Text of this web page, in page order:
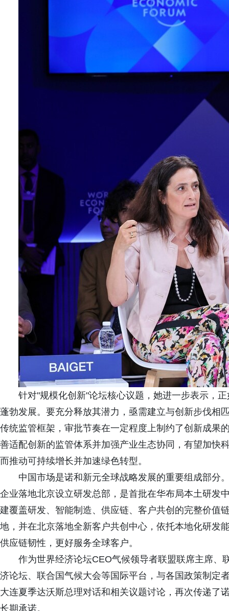
针对"规模化创新"论坛核心议题，她进一步表示，
蓬勃发展。要充分释放其潜力，亟需建立与创新步伐相
传统监管框架，审批节奏在一定程度上制约了创新成果
善适配创新的监管体系并加强产业生态协同，有望加快
而推动可持续增长并加速绿色转型。
中国市场是诺和新元全球战略发展的重要组成部分
企业落地北京设立研发总部，是首批在华布局本土研发
建覆盖研发、智能制造、供应链、客户共创的完整价值
地，并在北京落地全新客户共创中心，依托本地化研发
供应链韧性，更好服务全球客户。
作为世界经济论坛CEO气候领导者联盟联席主席、
济论坛、联合国气候大会等国际平台，与各国政策制定
大连夏季达沃斯总理对话和相关议题讨论，再次传递了
长期承诺。